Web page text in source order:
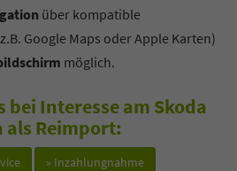
über kompatible
Google Maps oder Apple Karten)
möglich.
bei Interesse am Skoda
als Reimport:
» Inzahlungnahme